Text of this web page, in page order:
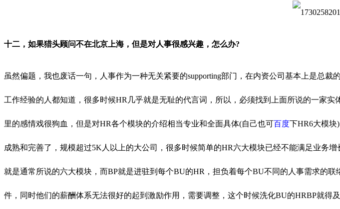
十二，如果猎头顾问不在北京上海，但是对人事很感兴趣，怎么办?
虽然偏题，我也废话一句，人事作为一种无关紧要的supporting部门，在内资公司基本上是总
工作经验的人都知道，很多时候HR几乎就是无耻的代言词，所以，必须找到上面所说的一家
里的感情戏很狗血，但是对HR各个模块的介绍相当专业和全面具体(自己也可百度下HR6大模块
成熟和完善了，规模超过5K人以上的大公司，很多时候简单的HR六大模块已经不能满足业务增
就是通常所说的六大模块，而BP就是进驻到每个BU的HR，担负着每个BU不同的人事需求的
件，同时他们的薪酬体系无法很好的起到激励作用，需要调整，这个时候洗化BU的HRBP就